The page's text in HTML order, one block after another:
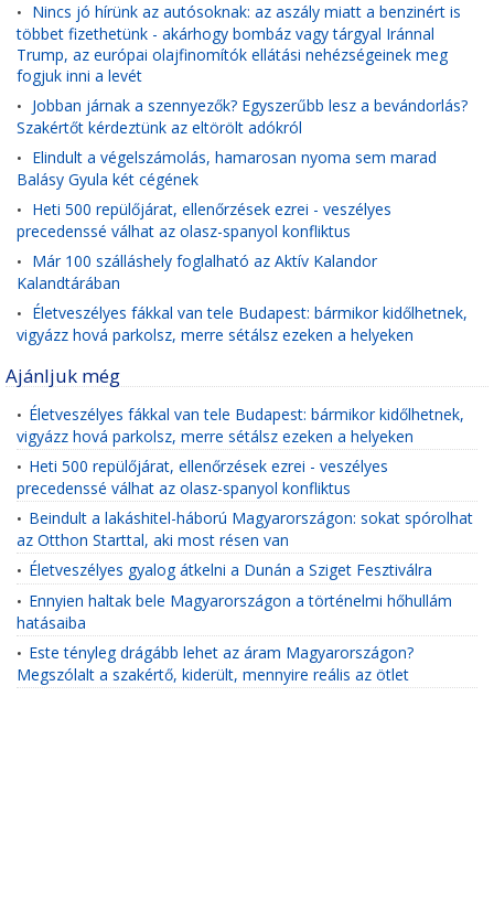
• Nincs jó hírünk az autósoknak: az aszály miatt a benzinért is
többet fizethetünk - akárhogy bombáz vagy tárgyal Iránnal
Trump, az európai olajfinomítók ellátási nehézségeinek meg
fogjuk inni a levét
• Jobban járnak a szennyezők? Egyszerűbb lesz a bevándorlás?
Szakértőt kérdeztünk az eltörölt adókról
• Elindult a végelszámolás, hamarosan nyoma sem marad
Balásy Gyula két cégének
• Heti 500 repülőjárat, ellenőrzések ezrei - veszélyes
precedenssé válhat az olasz-spanyol konfliktus
• Már 100 szálláshely foglalható az Aktív Kalandor
Kalandtárában
• Életveszélyes fákkal van tele Budapest: bármikor kidőlhetnek,
vigyázz hová parkolsz, merre sétálsz ezeken a helyeken
Ajánljuk még
• Életveszélyes fákkal van tele Budapest: bármikor kidőlhetnek,
vigyázz hová parkolsz, merre sétálsz ezeken a helyeken
• Heti 500 repülőjárat, ellenőrzések ezrei - veszélyes
precedenssé válhat az olasz-spanyol konfliktus
• Beindult a lakáshitel-háború Magyarországon: sokat spórolhat
az Otthon Starttal, aki most résen van
• Életveszélyes gyalog átkelni a Dunán a Sziget Fesztiválra
• Ennyien haltak bele Magyarországon a történelmi hőhullám
hatásaiba
• Este tényleg drágább lehet az áram Magyarországon?
Megszólalt a szakértő, kiderült, mennyire reális az ötlet